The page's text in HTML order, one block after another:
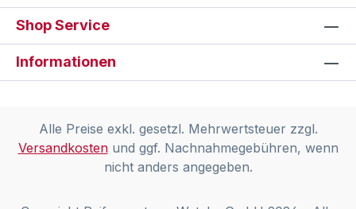
Shop Service
Informationen
Alle Preise exkl. gesetzl. Mehrwertsteuer zzgl.
Versandkostenund ggf. Nachnahmegebühren, wenn
nicht anders angegeben.